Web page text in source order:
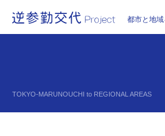
都市と地
TOKYO-MARUNOUCHI to REGIONAL AREAS